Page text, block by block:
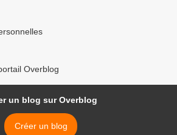
Overblog
un blog sur Overblog
Créer un blog